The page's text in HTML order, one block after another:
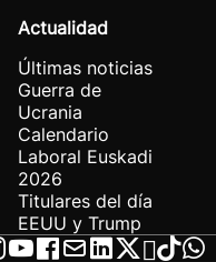
Actualidad
Últimas noticias
Guerra de
Ucrania
Calendario
Laboral Euskadi
2026
Titulares del día
EEUU y Trump